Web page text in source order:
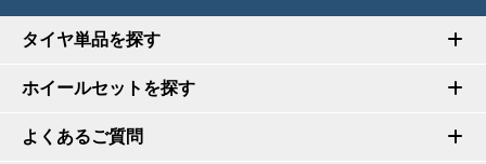
タイヤ単品を探す
ホイールセットを探す
よくあるご質問